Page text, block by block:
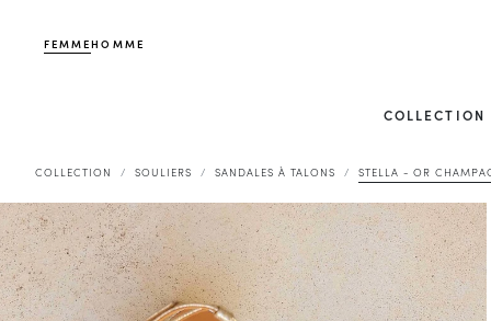
FEMMEHOMME
COLLECTION
COLLECTION SOULIERS SANDALES À TALONS STELLA - OR